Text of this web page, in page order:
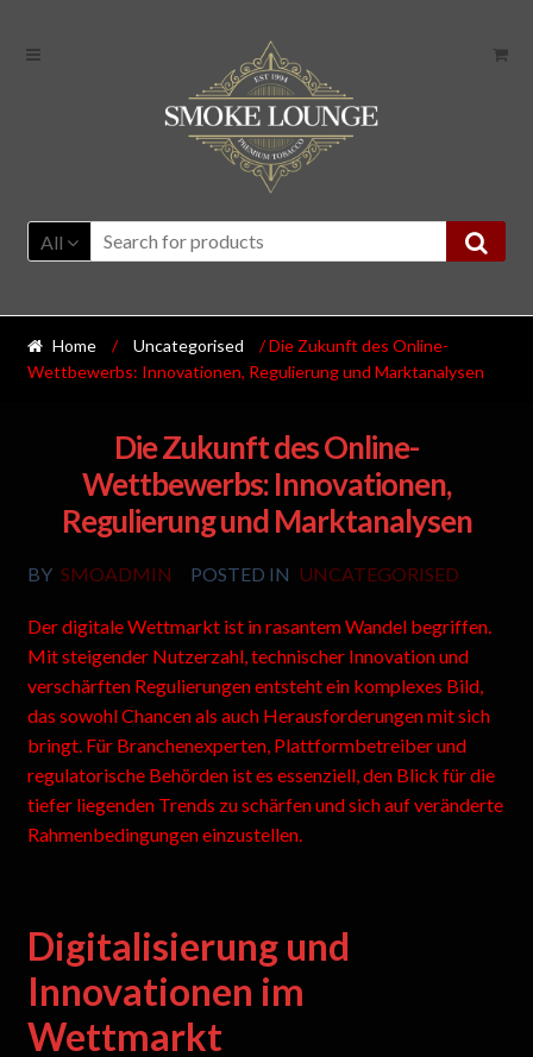
All
Home / Uncategorised
/ Die Zukunft des Online-
Wettbewerbs: Innovationen, Regulierung und Marktanalysen
Die Zukunft des Online-
Wettbewerbs: Innovationen,
Regulierung und Marktanalysen
BY SMOADMIN POSTED IN UNCATEGORISED
Der digitale Wettmarkt ist in rasantem Wandel begriffen.
Mit steigender Nutzerzahl, technischer Innovation und
verschärften Regulierungen entsteht ein komplexes Bild,
das sowohl Chancen als auch Herausforderungen mit sich
bringt. Für Branchenexperten, Plattformbetreiber und
regulatorische Behörden ist es essenziell, den Blick für die
tiefer liegenden Trends zu schärfen und sich auf veränderte
Rahmenbedingungen einzustellen.
Digitalisierung und
Innovationen im
Wettmarkt